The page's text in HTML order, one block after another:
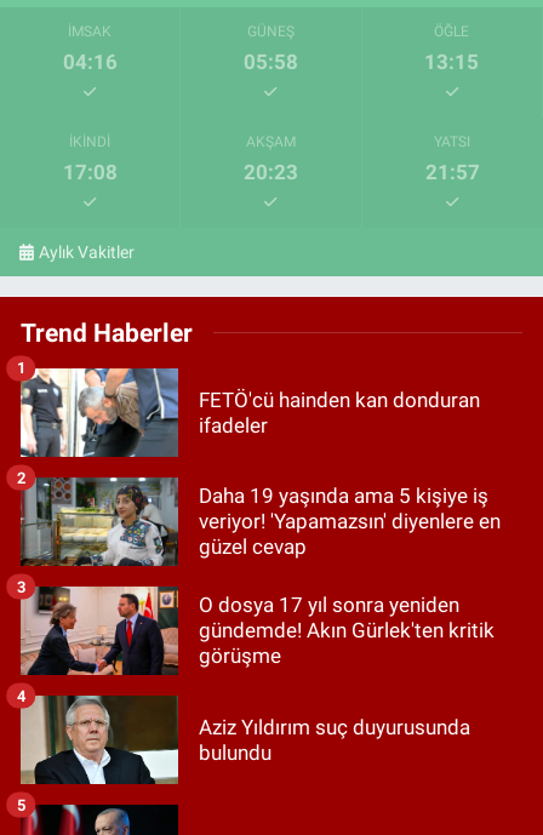
İMSAK
04:16
GÜNEŞ
05:58
ÖĞLE
13:15
İKINDI
17:08
AKŞAM
20:23
YATSI
21:57
Aylık Vakitler
Trend Haberler
FETÖ'cü hainden kan donduran
ifadeler
1
Daha 19 yaşında ama 5 kişiye iş
veriyor! 'Yapamazsın' diyenlere en
güzel cevap
2
O dosya 17 yıl sonra yeniden
gündemde! Akın Gürlek'ten kritik
görüşme
3
Aziz Yıldırım suç duyurusunda
bulundu
4
5